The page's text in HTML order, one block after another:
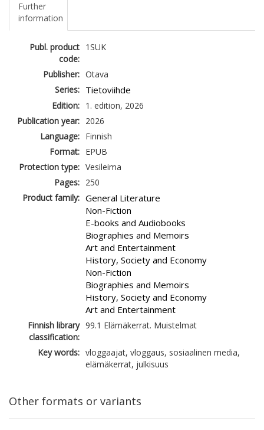
Further
information
Publ. product
code:
1SUK
Publisher: Otava
Series: Tietoviihde
Edition: 1. edition, 2026
Publication year: 2026
Language: Finnish
Format: EPUB
Protection type: Vesileima
Pages: 250
Product family: General Literature
Non-Fiction
E-books and Audiobooks
Biographies and Memoirs
Art and Entertainment
History, Society and Economy
Non-Fiction
Biographies and Memoirs
History, Society and Economy
Art and Entertainment
Finnish library
classification:
99.1 Elämäkerrat. Muistelmat
Key words: vloggaajat, vloggaus, sosiaalinen media,
elämäkerrat, julkisuus
Other formats or variants